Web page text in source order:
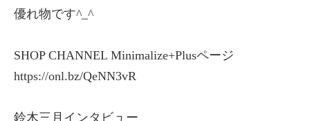
優れ物です^_^
SHOP CHANNEL Minimalize+Plusページ
https://onl.bz/QeNN3vR
鈴木三月インタビュー